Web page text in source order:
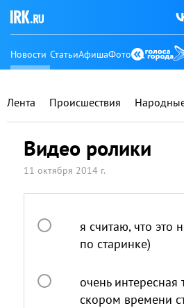
Новости СтатьиАфишаФото
Лента Происшествия
Видео ролики
11 октября 2014 г.
я считаю, что это
по старинке)
очень интересная
скором времени